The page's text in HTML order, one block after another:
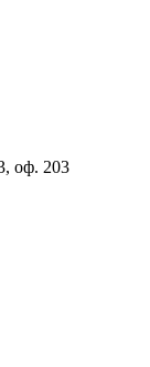
оф. 203